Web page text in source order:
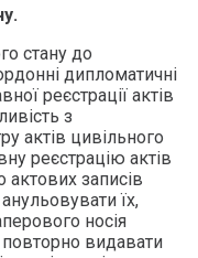
стану до
дипломатичні
реєстрації актів
з
актів цивільного
реєстрацію актів
актових записів
їх,
носія
повторно видавати